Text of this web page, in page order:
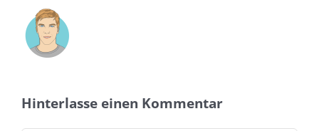
Hinterlasse einen Kommentar